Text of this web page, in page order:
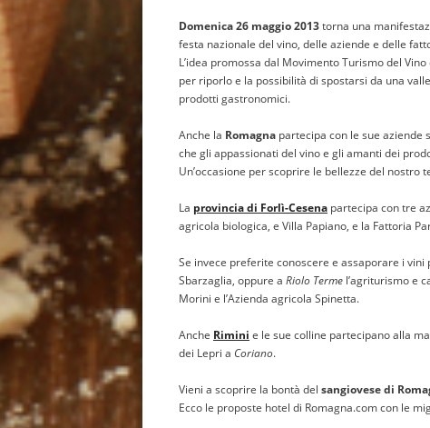
Domenica 26 maggio 2013torna una
festa nazionale del vino, delle aziende e delle
L’idea promossa dal Movimento Turismo del
per riporlo e la possibilità di spostarsi da una
prodotti gastronomici.
Anche la Romagna partecipa con le sue aziende
che gli appassionati del vino e gli amanti dei
Un’occasione per scoprire le bellezze del
La provincia di Forlì-Cesena partecipa con tre
agricola biologica, e Villa Papiano, e la Fattoria
Se invece preferite conoscere e assaporare i vini
Sbarzaglia, oppure a Riolo Terme l’agriturismo e
Morini e l’Azienda agricola Spinetta.
Anche Rimini e le sue colline partecipano alla
dei Lepri a Coriano.
Vieni a scoprire la bontà del sangiovese di
Ecco le proposte hotel di Romagna.com con le